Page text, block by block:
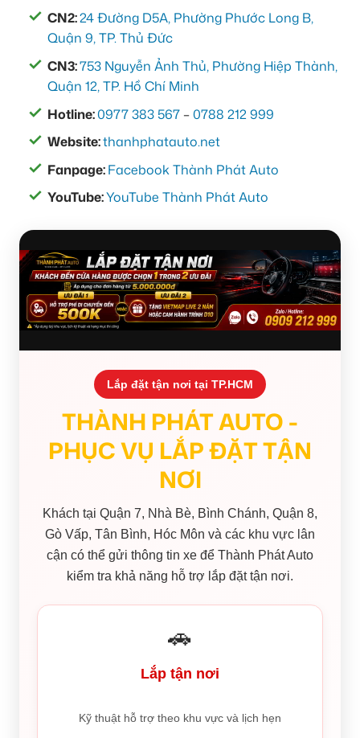
CN2:24 Đường D5A, Phường Phước Long B,
Quận 9, TP. Thủ Đức
CN3:753 Nguyễn Ảnh Thủ, Phường Hiệp Thành,
Quận 12, TP. Hồ Chí Minh
Hotline:0977 383 567 –0788 212 999
Website:thanhphatauto.net
Fanpage:Facebook Thành Phát Auto
YouTube:YouTube Thành Phát Auto
Lắp đặt tận nơi tại TP.HCM
THÀNH PHÁT AUTO -
PHỤC VỤ LẮP ĐẶT TẬN
NƠI
Khách tại Quận 7, Nhà Bè, Bình Chánh, Quận 8,
Gò Vấp, Tân Bình, Hóc Môn và các khu vực lân
cận có thể gửi thông tin xe để Thành Phát Auto
kiểm tra khả năng hỗ trợ lắp đặt tận nơi.
🚗
Lắp tận nơi
Kỹ thuật hỗ trợ theo khu vực và lịch hẹn